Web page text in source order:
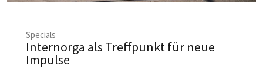
Specials
Internorga als Treffpunkt für neue
Impulse